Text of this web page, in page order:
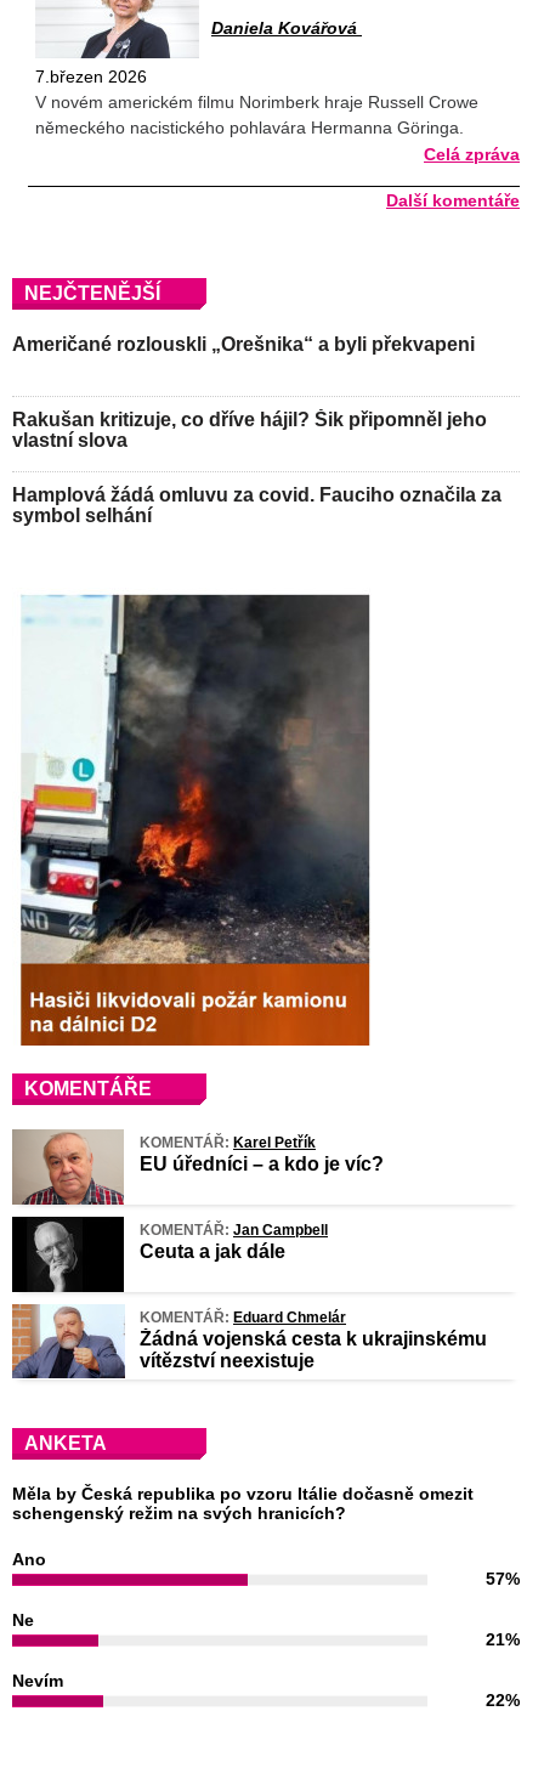
Daniela Kovářová
7.březen 2026
V novém americkém filmu Norimberk hraje Russell Crowe
německého nacistického pohlavára Hermanna Göringa.
Celá zpráva
Další komentáře
NEJČTENĚJŠÍ
Američané rozlouskli „Orešnika“ a byli překvapeni
Rakušan kritizuje, co dříve hájil? Šik připomněl jeho
vlastní slova
Hamplová žádá omluvu za covid. Fauciho označila za
symbol selhání
KOMENTÁŘE
KOMENTÁŘ: Karel Petřík
EU úředníci – a kdo je víc?
KOMENTÁŘ: Jan Campbell
Ceuta a jak dále
KOMENTÁŘ: Eduard Chmelár
Žádná vojenská cesta k ukrajinskému
vítězství neexistuje
ANKETA
Měla by Česká republika po vzoru Itálie dočasně omezit
schengenský režim na svých hranicích?
Ano
57%
Ne
21%
Nevím
22%